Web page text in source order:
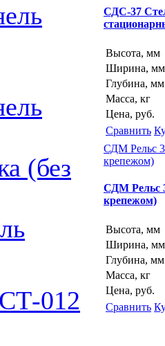
(без
012
СДС-37
Высота, мм
Ширина, мм
Глубина, мм
Масса, кг
Цена, руб.
Сравнить
СДМ Рельс
крепежом)
СДМ Рельс
крепежом)
Высота, мм
Ширина, мм
Глубина, мм
Масса, кг
Цена, руб.
Сравнить